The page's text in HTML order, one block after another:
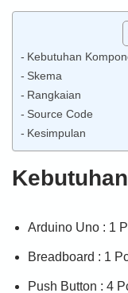
Kebutuhan
Skema
Rangkaian
Source Code
Kesimpulan
Arduino Uno : 1
Breadboard : 1
Push Button : 4